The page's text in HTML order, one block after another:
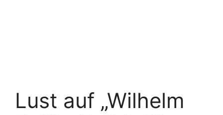
Lust auf „Wilhelm